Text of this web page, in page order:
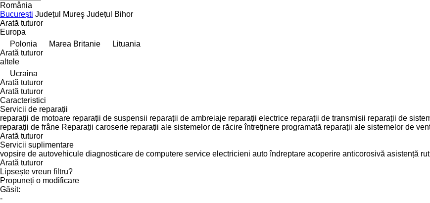
România
București Județul Mureş Județul Bihor
Arată tuturor
Europa
Polonia
Marea Britanie
Lituania
Arată tuturor
altele
Ucraina
Arată tuturor
Arată tuturor
Caracteristici
Servicii de reparații
reparații de motoare reparații de suspensii reparații de ambreiaje reparații electrice reparații de transmisii reparații de
reparații de frâne Reparații caroserie reparații ale sistemelor de răcire întreținere programată reparații ale sistemelor de
Arată tuturor
Servicii suplimentare
vopsire de autovehicule diagnosticare de computere service electricieni auto îndreptare acoperire anticorosivă asistență
Arată tuturor
Lipsește vreun filtru?
Propuneți o modificare
Găsit:
-